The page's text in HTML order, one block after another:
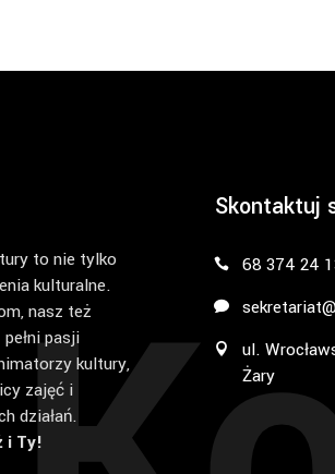
to nie tylko
kulturalne.
nasz też
pasji
kultury,
zajęć i
działań.
i Ty!
Skontaktuj
68 374 24
ul.
Żary